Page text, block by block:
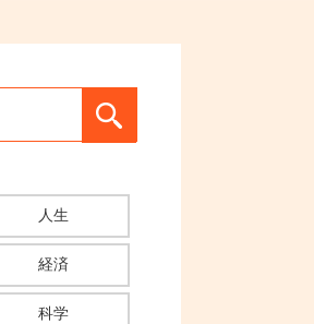
人生
経済
科学